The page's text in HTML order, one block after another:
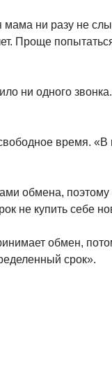
ни разу не
Проще
ни одного
время.
обмена,
не купить себе
обмен,
срок».